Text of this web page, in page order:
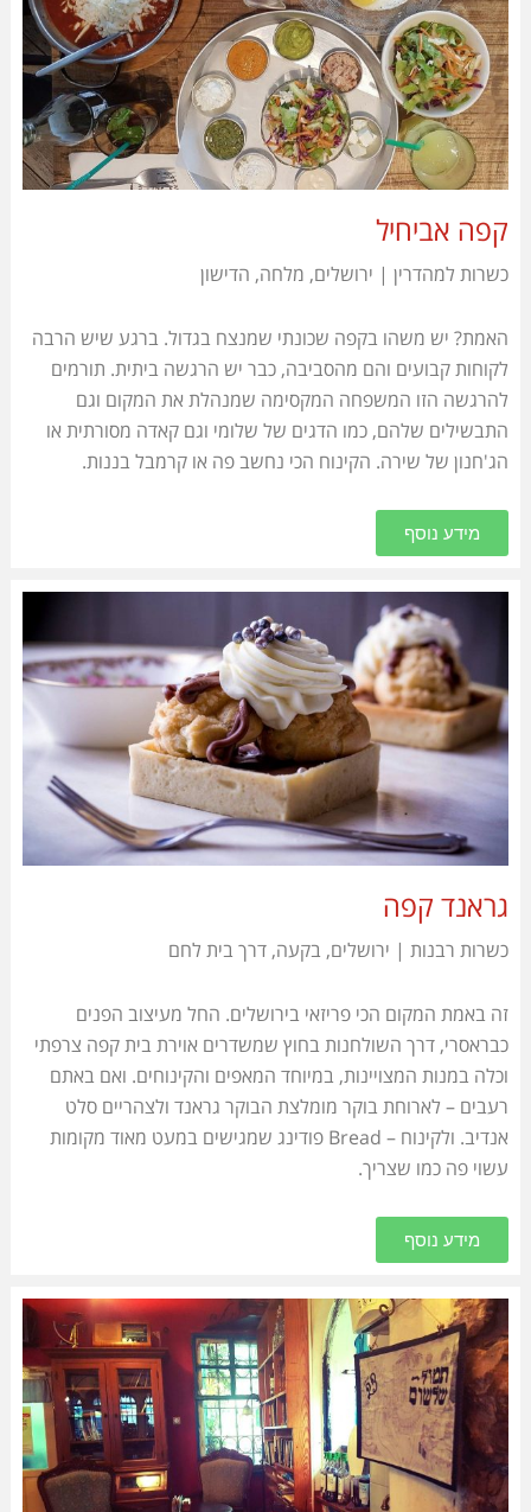
קפה אביחיל
כשרות למהדרין | ירושלים, מלחה, הדישון
האמת? יש משהו בקפה שכונתי שמנצח בגדול. ברגע שיש הרבה
לקוחות קבועים והם מהסביבה, כבר יש הרגשה ביתית. תורמים
להרגשה הזו המשפחה המקסימה שמנהלת את המקום וגם
התבשילים שלהם, כמו הדגים של שלומי וגם קאדה מסורתית או
הג'חנון של שירה. הקינוח הכי נחשב פה או קרמבל בננות.
מידע נוסף
גראנד קפה
כשרות רבנות | ירושלים, בקעה, דרך בית לחם
זה באמת המקום הכי פריזאי בירושלים. החל מעיצוב הפנים
כבראסרי, דרך השולחנות בחוץ שמשדרים אוירת בית קפה צרפתי
וכלה במנות המצויינות, במיוחד המאפים והקינוחים. ואם באתם
רעבים – לארוחת בוקר מומלצת הבוקר גראנד ולצהריים סלט
אנדיב. ולקינוח – Bread פודינג שמגישים במעט מאוד מקומות
עשוי פה כמו שצריך.
מידע נוסף